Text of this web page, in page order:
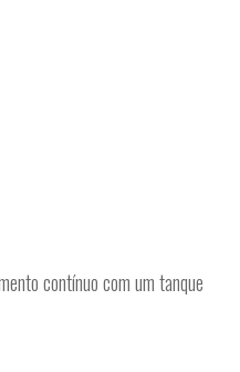
contínuo com um tanque